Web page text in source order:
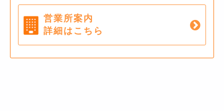
営業所案内
詳細はこちら